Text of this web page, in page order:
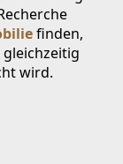
finden,
wird.